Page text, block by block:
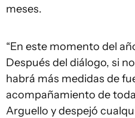
meses.
“En este momento del
Después del diálogo, si
habrá más medidas de
acompañamiento de
Arguello y despejó